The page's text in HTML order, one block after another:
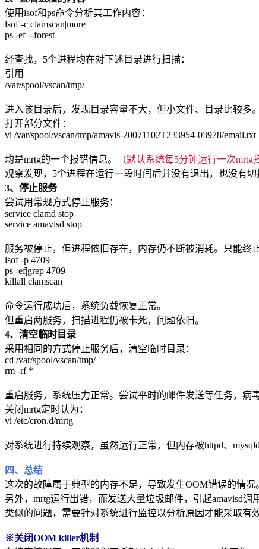
使用lsof和ps命令分析其工作内容：
lsof -c clamscan|more
ps -ef --forest
经查找，5个进程均在对下述目录进行扫描：
引用
/var/spool/vscan/tmp/
进入该目录后，发现目录容量不大，但小文件、目录比较多。
打开部分文件：
vi /var/spool/vscan/tmp/amavis-20071102T233954-03978/email.txt
均是mrtg的一个报错信息。
（默认系统每5分钟运行一次mrtg
观察发现，5个进程在运行一段时间后并没有退出，也没有
3、停止服务
尝试用常规方式停止服务：
service clamd stop
service amavisd stop
服务被停止，但进程依旧存在，内存仍不断被消耗。只能终
lsof -p 4709
ps -ef|grep 4709
killall clamscan
命令运行成功后，系统负载恢复正常。
但重启两服务，扫描进程仍被卡死，问题依旧。
4、清空临时目录
采用相同的方式停止服务后，清空临时目录：
cd /var/spool/vscan/tmp/
rm -rf *
重启服务，系统压力正常。尝试平时的邮件发送等任务，病
关闭mrtg定时认为：
vi /etc/cron.d/mrtg
对系统进行持续观察，虽然运行正常，但内存被httpd、
四、总结
这次的故障属于典型的内存不足，导致发生OOM错误的情
另外，mrtg运行出错，而发送大量垃圾邮件，引起amavisd调
类似的问题，需要针对系统进行监控以分析原因才能采取有
※关闭OOM killer机制